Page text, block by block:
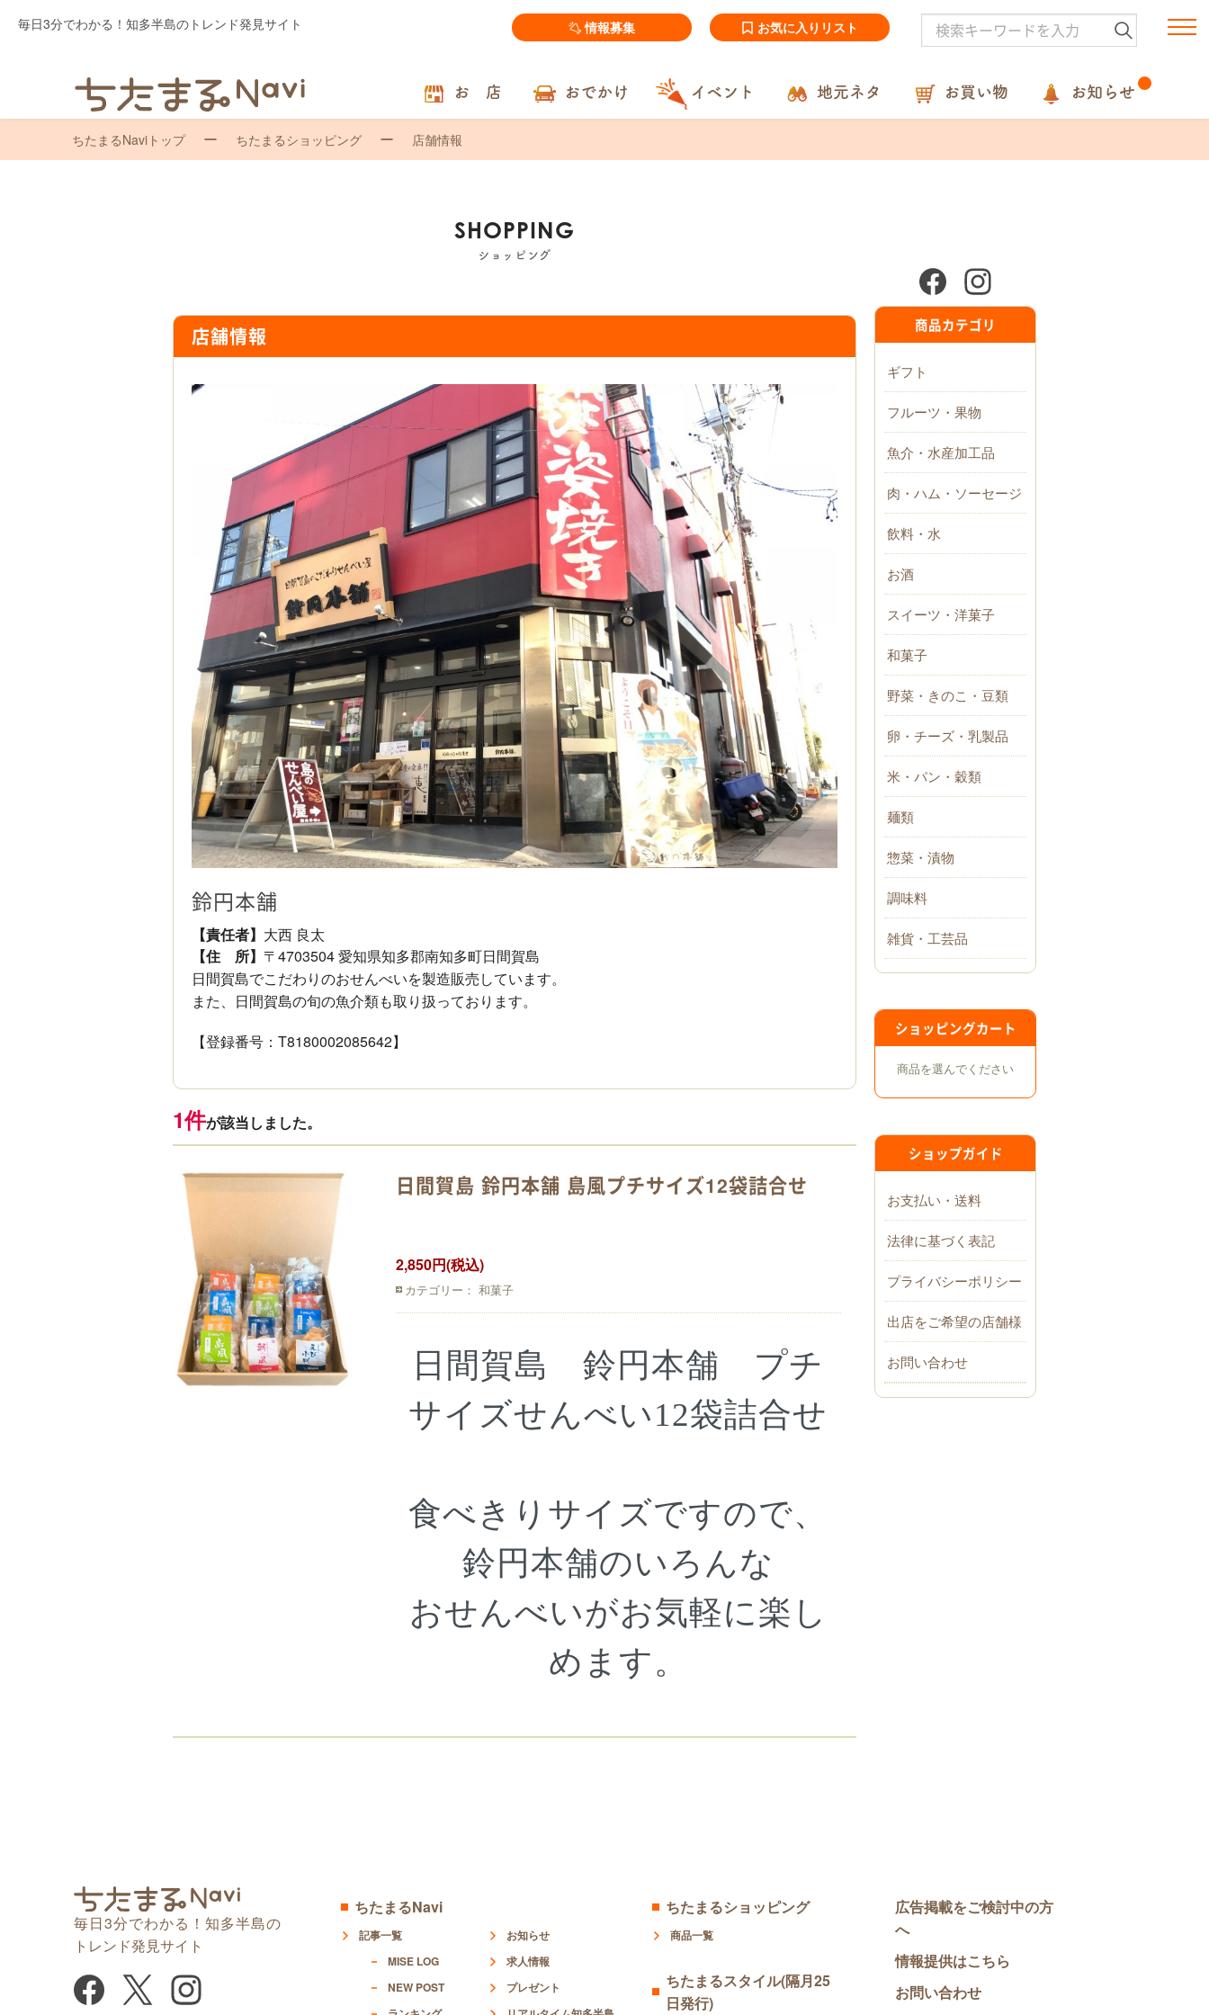
毎日3分でわかる！知多半島のトレンド発見サイト 情報募集 お気に入りリスト
お 店 おでかけ イベント 地元ネタ お買い物 お知らせ
ちたまるNaviトップ ちたまるショッピング 店舗情報
SHOPPING
ショッピング
店舗情報
鈴円本舗
【責任者】 大西 良太
【住 所】 〒4703504 愛知県知多郡南知多町日間賀島
日間賀島でこだわりのおせんべいを製造販売しています。
また、日間賀島の旬の魚介類も取り扱っております。
【登録番号：T8180002085642】
1件が該当しました。
日間賀島 鈴円本舗 島風プチサイズ12袋詰合せ
2,850円(税込)
カテゴリー： 和菓子
日間賀島 鈴円本舗 プチ
サイズせんべい12袋詰合せ
食べきりサイズですので、
鈴円本舗のいろんな
おせんべいがお気軽に楽し
めます。
商品カテゴリ
ギフト
フルーツ・果物
魚介・水産加工品
肉・ハム・ソーセージ
飲料・水
お酒
スイーツ・洋菓子
和菓子
野菜・きのこ・豆類
卵・チーズ・乳製品
米・パン・穀類
麺類
惣菜・漬物
調味料
雑貨・工芸品
ショッピングカート
商品を選んでください
ショップガイド
お支払い・送料
法律に基づく表記
プライバシーポリシー
出店をご希望の店舗様
お問い合わせ
毎日3分でわかる！知多半島の
トレンド発見サイト
ちたまるNavi
記事一覧
MISE LOG
NEW POST
お知らせ
求人情報
プレゼント
ちたまるショッピング
商品一覧
ちたまるスタイル(隔月25
日発行)
広告掲載をご検討中の方
へ
情報提供はこちら
お問い合わせ